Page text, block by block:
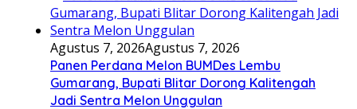
Agustus 7, 2026Agustus 7, 2026
Panen Perdana Melon BUMDes Lembu
Gumarang, Bupati Blitar Dorong Kalitengah
Jadi Sentra Melon Unggulan